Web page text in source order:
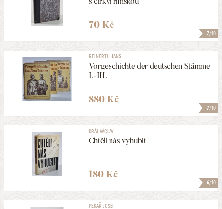
7/10
70 Kč
7/10
REINERTH HANS
Vorgeschichte der deutschen Stämme
I.-III.
880 Kč
6/10
KRÁL VÁCLAV
Chtěli nás vyhubit
180 Kč
PEKAŘ JOSEF